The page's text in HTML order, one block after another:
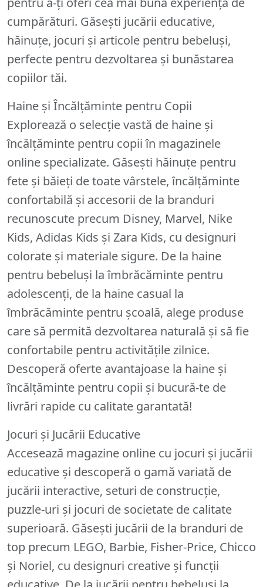
cumpărături. Găsești jucării educative,
hăinuțe, jocuri și articole pentru bebeluși,
perfecte pentru dezvoltarea și bunăstarea
copiilor tăi.
Haine și Încălțăminte pentru Copii
Explorează o selecție vastă de haine și
încălțăminte pentru copii în magazinele
online specializate. Găsești hăinuțe pentru
fete și băieți de toate vârstele, încălțăminte
confortabilă și accesorii de la branduri
recunoscute precum Disney, Marvel, Nike
Kids, Adidas Kids și Zara Kids, cu designuri
colorate și materiale sigure. De la haine
pentru bebeluși la îmbrăcăminte pentru
adolescenți, de la haine casual la
îmbrăcăminte pentru școală, alege produse
care să permită dezvoltarea naturală și să fie
confortabile pentru activitățile zilnice.
Descoperă oferte avantajoase la haine și
încălțăminte pentru copii și bucură-te de
livrări rapide cu calitate garantată!
Jocuri și Jucării Educative
Accesează magazine online cu jocuri și jucării
educative și descoperă o gamă variată de
jucării interactive, seturi de construcție,
puzzle-uri și jocuri de societate de calitate
superioară. Găsești jucării de la branduri de
top precum LEGO, Barbie, Fisher-Price, Chicco
și Noriel, cu designuri creative și funcții